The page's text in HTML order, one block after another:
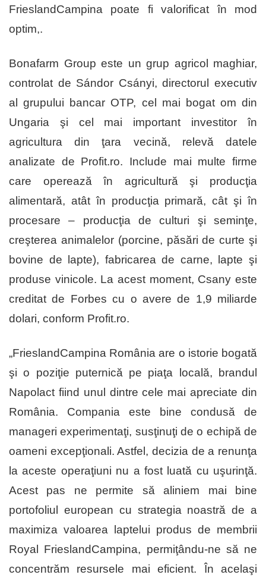
FrieslandCampina poate fi valorificat în mod
optim,.
Bonafarm Group este un grup agricol maghiar,
controlat de Sándor Csányi, directorul executiv
al grupului bancar OTP, cel mai bogat om din
Ungaria şi cel mai important investitor în
agricultura din ţara vecină, relevă datele
analizate de Profit.ro. Include mai multe firme
care operează în agricultură şi producţia
alimentară, atât în producţia primară, cât şi în
procesare – producţia de culturi şi seminţe,
creşterea animalelor (porcine, păsări de curte şi
bovine de lapte), fabricarea de carne, lapte şi
produse vinicole. La acest moment, Csany este
creditat de Forbes cu o avere de 1,9 miliarde
dolari, conform Profit.ro.
„FrieslandCampina România are o istorie bogată
şi o poziţie puternică pe piaţa locală, brandul
Napolact fiind unul dintre cele mai apreciate din
România. Compania este bine condusă de
manageri experimentaţi, susţinuţi de o echipă de
oameni excepţionali. Astfel, decizia de a renunţa
la aceste operaţiuni nu a fost luată cu uşurinţă.
Acest pas ne permite să aliniem mai bine
portofoliul european cu strategia noastră de a
maximiza valoarea laptelui produs de membrii
Royal FrieslandCampina, permiţându-ne să ne
concentrăm resursele mai eficient. În acelaşi